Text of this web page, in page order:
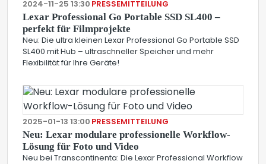
2024-11-25 13:30 PRESSEMITTEILUNG
Lexar Professional Go Portable SSD SL400 –
perfekt für Filmprojekte
Neu: Die ultra kleinen Lexar Professional Go Portable SSD
SL400 mit Hub – ultraschneller Speicher und mehr
Flexibilität für Ihre Geräte!
2025-01-13 13:00 PRESSEMITTEILUNG
Neu: Lexar modulare professionelle Workflow-
Lösung für Foto und Video
Neu bei Transcontinenta: Die Lexar Professional Workflow